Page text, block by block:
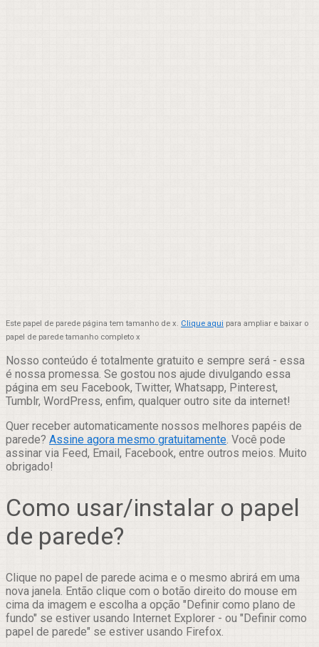
Este papel de parede página tem tamanho de x. Clique aqui para ampliar e baixar o
papel de parede tamanho completo x
Nosso conteúdo é totalmente gratuito e sempre será - essa
é nossa promessa. Se gostou nos ajude divulgando essa
página em seu Facebook, Twitter, Whatsapp, Pinterest,
Tumblr, WordPress, enfim, qualquer outro site da internet!
Quer receber automaticamente nossos melhores papéis de
parede? Assine agora mesmo gratuitamente. Você pode
assinar via Feed, Email, Facebook, entre outros meios. Muito
obrigado!
Como usar/instalar o papel
de parede?
Clique no papel de parede acima e o mesmo abrirá em uma
nova janela. Então clique com o botão direito do mouse em
cima da imagem e escolha a opção "Definir como plano de
fundo" se estiver usando Internet Explorer - ou "Definir como
papel de parede" se estiver usando Firefox.